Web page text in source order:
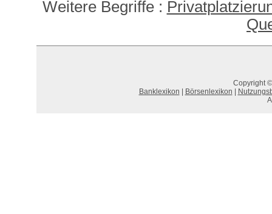
Weitere Begriffe :
Copyright
Banklexikon
Börsenlexikon